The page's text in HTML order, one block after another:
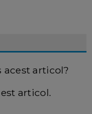
articol?
articol.